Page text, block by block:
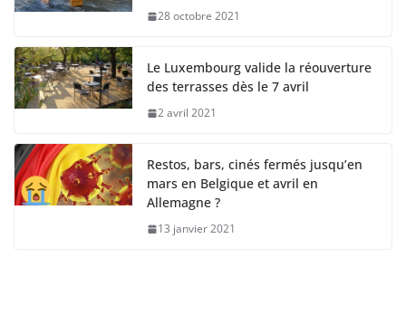
28 octobre 2021
Le Luxembourg valide la réouverture
des terrasses dès le 7 avril
2 avril 2021
Restos, bars, cinés fermés jusqu’en
mars en Belgique et avril en
Allemagne ?
13 janvier 2021